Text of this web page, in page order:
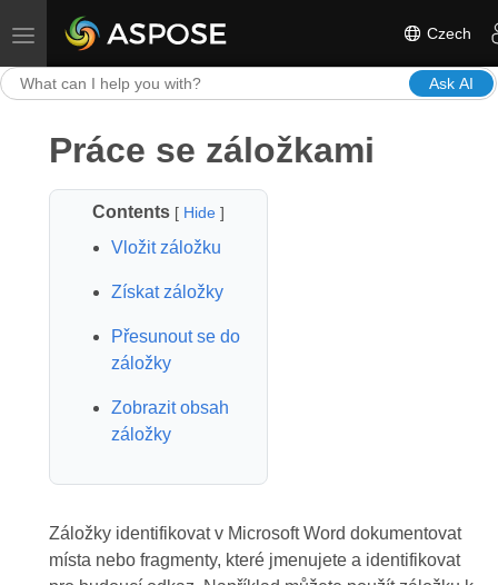
Toggle navigation Czech
Ask AI
Práce se záložkami
Contents [ Hide]
Vložit záložku
Získat záložky
Přesunout se do
záložky
Zobrazit obsah
záložky
Záložky identifikovat v Microsoft Word dokumentovat
místa nebo fragmenty, které jmenujete a identifikovat